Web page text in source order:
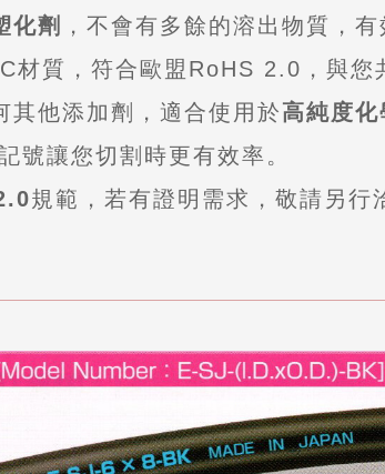
化劑
，不會有多餘的溶出物質，有
材質，符合歐盟RoHS 2.0，與您
其他添加劑，適合使用於高純度化
號讓您切割時更有效率。
規範，若有證明需求，敬請另行